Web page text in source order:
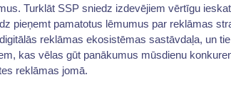
Turklāt SSP sniedz izdevējiem vērtīgu
pieņemt pamatotus lēmumus par reklāmas
reklāmas ekosistēmas sastāvdaļa, un
kas vēlas gūt panākumus mūsdienu
reklāmas jomā.